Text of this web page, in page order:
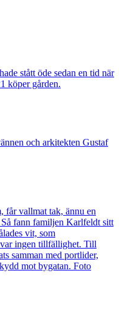
stått öde sedan en tid när
köper gården.
och arkitekten Gustaf
får vallmat tak, ännu en
fann familjen Karlfeldt sitt
vit, som
ingen tillfällighet. Till
samman med portlider,
mot bygatan. Foto